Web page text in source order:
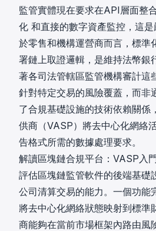
監管實體現在要求在API層面整
化 和直接的數字資產監控，這
於零售和機構運營商而言，標準
署鏈上取證邏輯，是維持法幣銀
著各司法管轄區監管機構審計這
針對特定交易的風險覆蓋，而非
了合規基礎設施的技術依賴關係
供商（VASP）將去中心化網絡
告格式所需的數據處理要求。
解讀區塊鏈合規平台：VASP入
評估區塊鏈監管軟件的後端基礎
公司清算交易的能力。一個功能
將去中心化網絡狀態映射到標準
商能夠在當前市場框架內路由風